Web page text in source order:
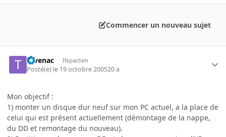
Commencer un nouveau sujet
tevenac INpactien
Posté(e) le 19 octobre 200520 a
Mon objectif :
1) monter un disque dur neuf sur mon PC actuel, a la place de
celui qui est présent actuellement (démontage de la nappe,
du DD et remontage du nouveau).